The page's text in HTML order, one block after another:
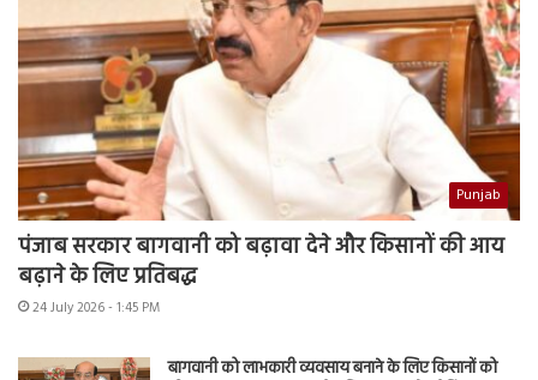
Punjab
पंजाब सरकार बागवानी को बढ़ावा देने और किसानों की आय
बढ़ाने के लिए प्रतिबद्ध
24 July 2026 - 1:45 PM
बागवानी को लाभकारी व्यवसाय बनाने के लिए किसानों को